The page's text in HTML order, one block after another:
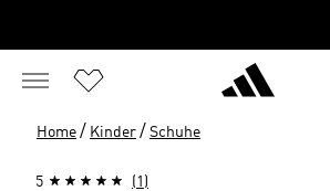
Home / Kinder / Schuhe
5 (1)